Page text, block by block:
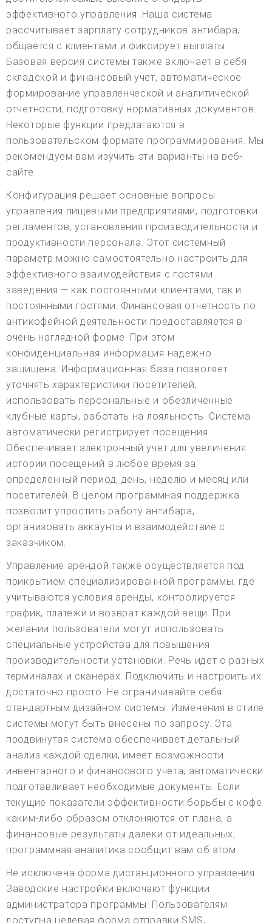
эффективного управления. Наша система
рассчитывает зарплату сотрудников антибара,
общается с клиентами и фиксирует выплаты.
Базовая версия системы также включает в себя
складской и финансовый учет, автоматическое
формирование управленческой и аналитической
отчетности, подготовку нормативных документов.
Некоторые функции предлагаются в
пользовательском формате программирования. Мы
рекомендуем вам изучить эти варианты на веб-
сайте.
Конфигурация решает основные вопросы
управления пищевыми предприятиями, подготовки
регламентов, установления производительности и
продуктивности персонала. Этот системный
параметр можно самостоятельно настроить для
эффективного взаимодействия с гостями
заведения — как постоянными клиентами, так и
постоянными гостями. Финансовая отчетность по
антикофейной деятельности предоставляется в
очень наглядной форме. При этом
конфиденциальная информация надежно
защищена. Информационная база позволяет
уточнять характеристики посетителей,
использовать персональные и обезличенные
клубные карты, работать на лояльность. Система
автоматически регистрирует посещения.
Обеспечивает электронный учет для увеличения
истории посещений в любое время за
определенный период, день, неделю и месяц или
посетителей. В целом программная поддержка
позволит упростить работу антибара,
организовать аккаунты и взаимодействие с
заказчиком.
Управление арендой также осуществляется под
прикрытием специализированной программы, где
учитываются условия аренды, контролируется
график, платежи и возврат каждой вещи. При
желании пользователи могут использовать
специальные устройства для повышения
производительности установки. Речь идет о разных
терминалах и сканерах. Подключить и настроить их
достаточно просто. Не ограничивайте себя
стандартным дизайном системы. Изменения в стиле
системы могут быть внесены по запросу. Эта
продвинутая система обеспечивает детальный
анализ каждой сделки, имеет возможности
инвентарного и финансового учета, автоматически
подготавливает необходимые документы. Если
текущие показатели эффективности борьбы с кофе
каким-либо образом отклоняются от плана, а
финансовые результаты далеки от идеальных,
программная аналитика сообщит вам об этом.
Не исключена форма дистанционного управления.
Заводские настройки включают функции
администратора программы. Пользователям
доступна целевая форма отправки SMS,